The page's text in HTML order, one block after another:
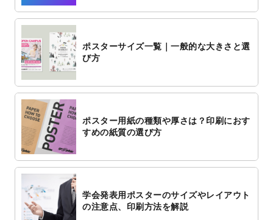
ポスターサイズ一覧｜一般的な大きさと選
び方
ポスター用紙の種類や厚さは？印刷におす
すめの紙質の選び方
学会発表用ポスターのサイズやレイアウト
の注意点、印刷方法を解説